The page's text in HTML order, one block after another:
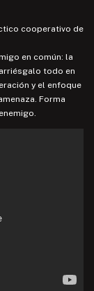
cooperativo de
en común: la
todo en
y el enfoque
Forma